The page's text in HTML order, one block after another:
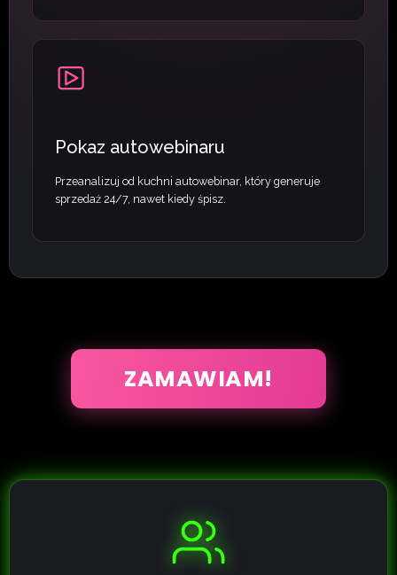
Pokaz autowebinaru
Przeanalizuj od kuchni autowebinar, który generuje
sprzedaż 24/7, nawet kiedy śpisz.
ZAMAWIAM!